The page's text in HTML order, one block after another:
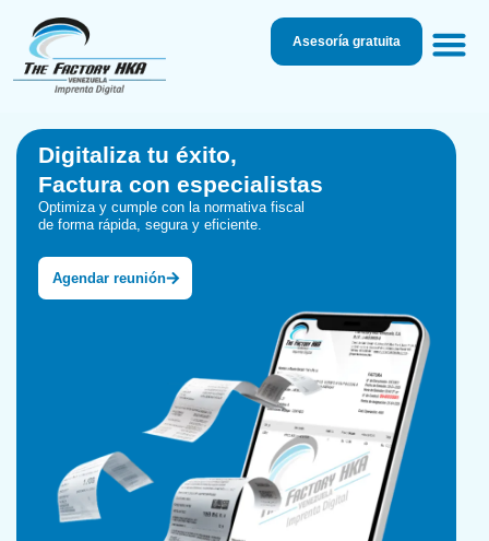
Asesoría gratuita
Digitaliza tu éxito,
Factura con especialistas
Optimiza y cumple con la normativa fiscal
de forma rápida, segura y eficiente.
Agendar reunión